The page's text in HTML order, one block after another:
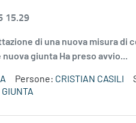
15.29
di una nuova misura di
giunta Ha preso avvio...
Persone: CRISTIAN CASILI